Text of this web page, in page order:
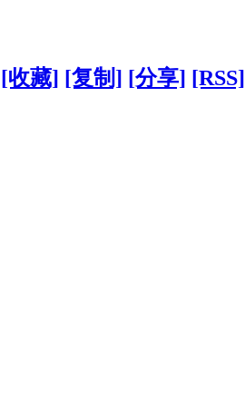
[收藏] [复制] [分享] [RSS]